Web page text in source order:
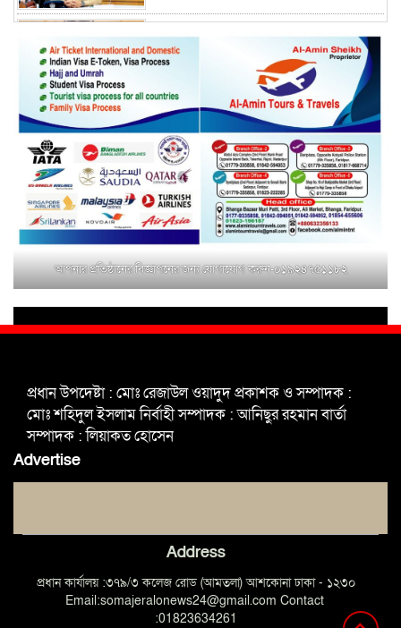
ময়মনসিংহের অতিরিক্ত জেলা প্রশাসক
(রাজস্ব) আজিম উদ্দিন ভূমি মন্ত্রণালয়ে
পদায়ন
সাবেক এমপির প্রেস সেক্রেটারি রফিকের
ক্ষমতার দাপট ও গণ-অসন্তোষের তথ্য
গায়েব করে ত্রিশাল থানার সাজানো
রিপোর্ট
মুক্তাগাছায় জুলাই শহীদ সামিদের কবর
জিয়ারত ও পৌর কমিটির কার্যক্রম শুরু
শহিদুল ইসলাম বাবুলের হাত ধরে বদলে
আংশিক কমিটি, ৩০ দিনে পূর্ণাঙ্গ করার
নির্দেশ
মুক্তাগাছায় দাওগাঁও এ চিহ্নিত মাদক
প্রতিবাদে বিক্ষোভ সমাবেশ
আপনার প্রতিষ্ঠানের বিজ্ঞাপনের জন্য যোগাযোগ করুন-০১৯২৪৭৫১১৮২
প্রধান উপদেষ্টা : মোঃ রেজাউল ওয়াদুদ প্রকাশক ও সম্পাদক :
মোঃ শহিদুল ইসলাম নির্বাহী সম্পাদক : আনিছুর রহমান বার্তা
সম্পাদক : লিয়াকত হোসেন
Advertise
Address
প্রধান কার্যালয় :৩৭৯/৩ কলেজ রোড (আমতলা) আশকোনা ঢাকা - ১২৩০
Email:somajeralonews24@gmail.com Contact
:01823634261